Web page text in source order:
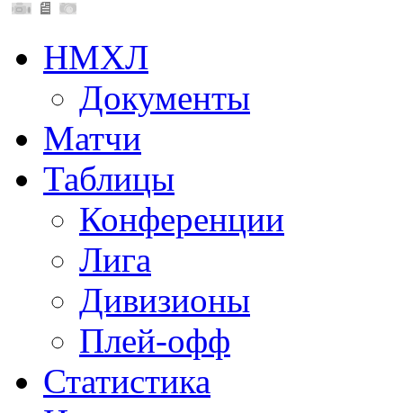
НМХЛ
Документы
Матчи
Таблицы
Конференции
Лига
Дивизионы
Плей-офф
Статистика